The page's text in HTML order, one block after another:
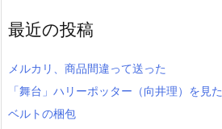
最近の投稿
メルカリ、商品間違って送った
「舞台」ハリーポッター（向井理）を見た
ベルトの梱包